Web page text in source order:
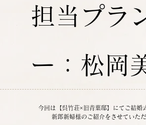
今回は【呉竹荘×旧青葉邸】にてご結婚
新郎新婦様のご紹介をさせていただ
担当プラ
ー：松岡